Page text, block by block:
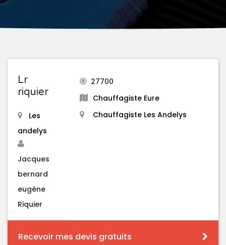
Lr
riquier
Les
andelys
Jacques
bernard
eugène
Riquier
27700
Chauffagiste Eure
Chauffagiste Les Andelys
Recevoir mes devis gratuits